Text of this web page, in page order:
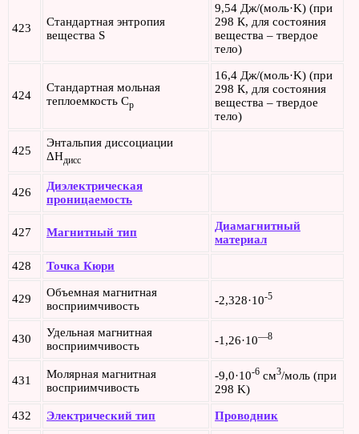
423
Стандартная энтропия
вещества S
9,54 Дж/(моль·K) (при
298 К, для состояния
вещества – твердое
тело)
424
Стандартная мольная
теплоемкость Cp
16,4 Дж/(моль·K) (при
298 К, для состояния
вещества – твердое
тело)
425
Энтальпия диссоциации
ΔHдисс
426
Диэлектрическая
проницаемость
427 Магнитный тип
Диамагнитный
материал
428 Точка Кюри
429
Объемная магнитная
восприимчивость
-2,328·10-5
430
Удельная магнитная
восприимчивость
-1,26·10—8
431
Молярная магнитная
восприимчивость
-9,0·10-6 см3/моль (при
298 K)
432 Электрический тип Проводник